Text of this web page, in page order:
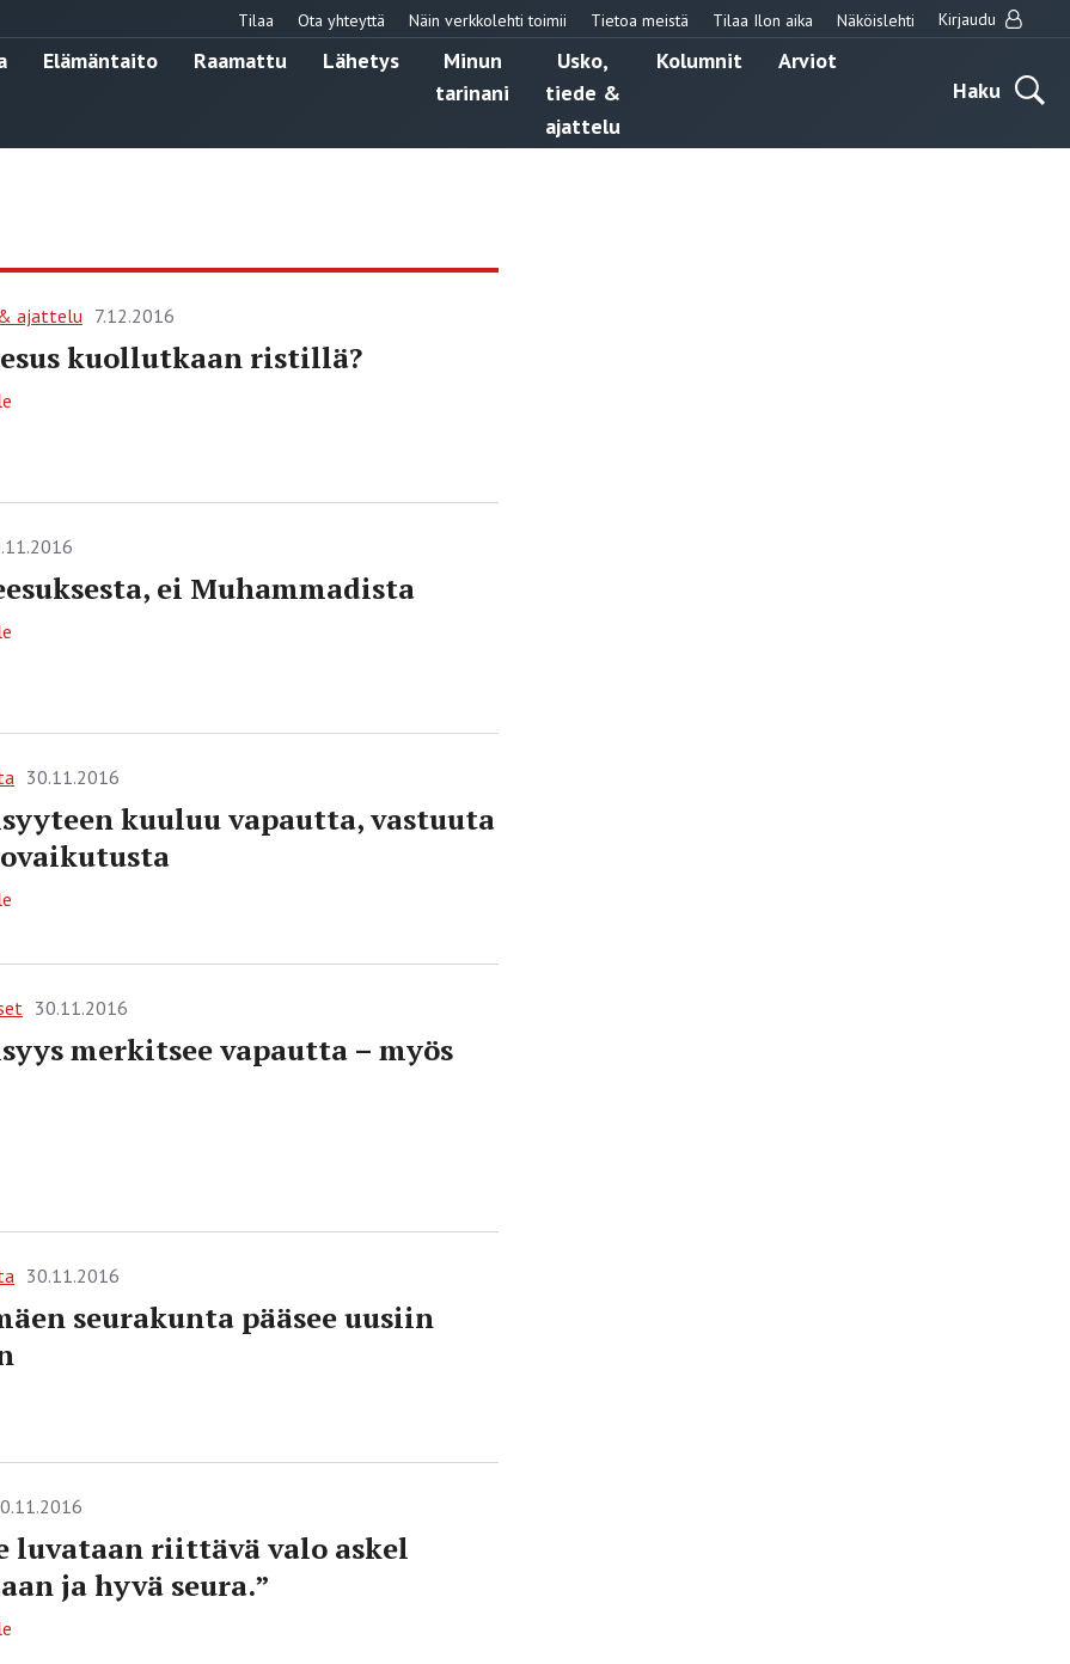
Tilaa Ota yhteyttä Näin verkkolehti toimii Tietoa meistä Tilaa Ilon aika Näköislehti Kirjaudu
Elämäntaito Raamattu Lähetys
Minun
tarinani
Usko,
tiede &
ajattelu
Kolumnit
Arviot
Haku
ajattelu 7.12.2016
kuollutkaan ristillä?
ei Muhammadista
30.11.2016
kuuluu vapautta, vastuuta
30.11.2016
merkitsee vapautta – myös
30.11.2016
seurakunta pääsee uusiin
luvataan riittävä valo askel
ja hyvä seura.”